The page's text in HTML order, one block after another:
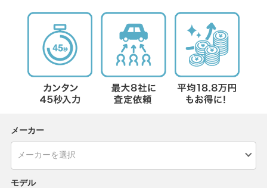
メーカー
モデル